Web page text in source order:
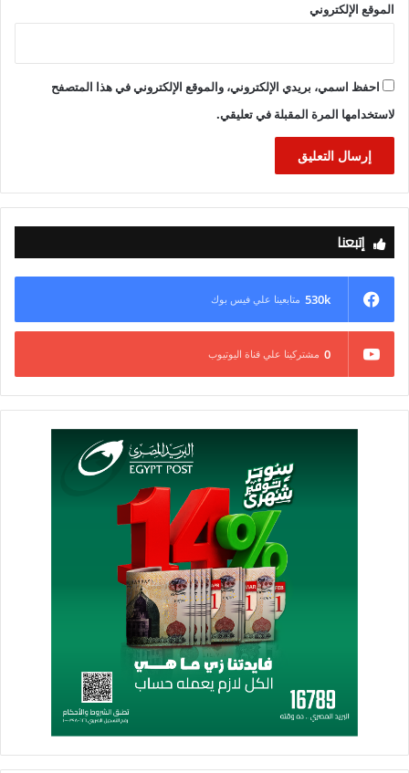
الموقع الإلكتروني
احفظ اسمي، بريدي الإلكتروني، والموقع الإلكتروني في هذا المتصفح
لاستخدامها المرة المقبلة في تعليقي.
إتبعنا
530k متابعينا علي فيس بوك
0 مشتركينا علي قناة اليوتيوب